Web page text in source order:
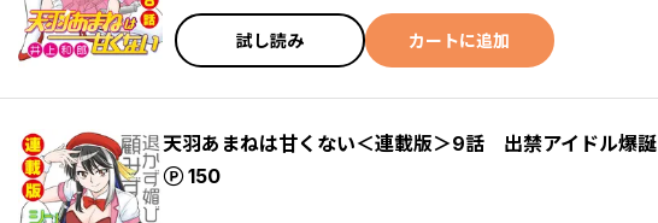
試し読み カートに追加
天羽あまねは甘くない＜連載版＞9話 出禁アイドル爆誕
150
ポイント